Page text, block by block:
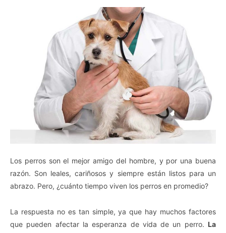
Los perros son el mejor amigo del hombre, y por una buena
razón. Son leales, cariñosos y siempre están listos para un
abrazo. Pero, ¿cuánto tiempo viven los perros en promedio?
La respuesta no es tan simple, ya que hay muchos factores
que pueden afectar la esperanza de vida de un perro. La